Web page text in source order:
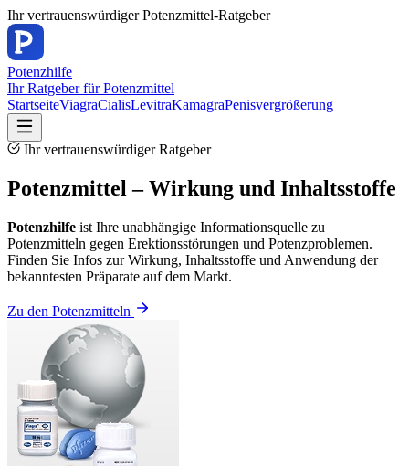
Ihr vertrauenswürdiger Potenzmittel-Ratgeber
Potenzhilfe
Ihr Ratgeber für Potenzmittel
StartseiteViagraCialisLevitraKamagraPenisvergrößerung
Ihr vertrauenswürdiger Ratgeber
Potenzmittel – Wirkung und Inhaltsstoffe
Potenzhilfe ist Ihre unabhängige Informationsquelle zu
Potenzmitteln gegen Erektionsstörungen und Potenzproblemen.
Finden Sie Infos zur Wirkung, Inhaltsstoffe und Anwendung der
bekanntesten Präparate auf dem Markt.
Zu den Potenzmitteln